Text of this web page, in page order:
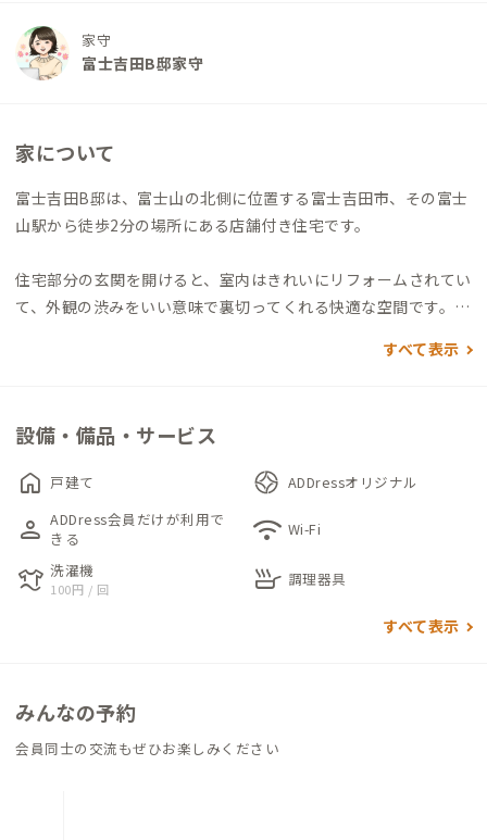
家守
富士吉田B邸家守
家について
富士吉田B邸は、富士山の北側に位置する富士吉田市、その富士
山駅から徒歩2分の場所にある店舗付き住宅です。
住宅部分の玄関を開けると、室内はきれいにリフォームされてい
て、外観の渋みをいい意味で裏切ってくれる快適な空間です。
ます。キッチンも真新しく、快適な調理空間です。壁に造りつけ
水まわりは、お風呂以外全て新しく、特に洗面は東西に1台ずつ
あるのでとても便利です。トイレは1カ所なので、譲り合って利
用ください。
個室は全て和室の和布団タイプ。101, 102は2人収容で、デスク
＆チェアとデスクライトがあり、103は3人収容で、デスク＆チ
ェアとデスクライトがあります。各個室にはシリンダー錠がある
家の中で一番明るいのは南側の広い縁側。スツールを置いて、日
元焼き鳥屋さんだった店舗部分は現在、ADDressの会員さんが
すべて表示
設備・備品・サービス
home 戸建て ADDressオリジナル
person ADDress会員だけが利用で
きる
wifi Wi-Fi
laundry 洗濯機
100円 / 回 skillet 調理器具
すべて表示
みんなの予約
会員同士の交流もぜひお楽しみください